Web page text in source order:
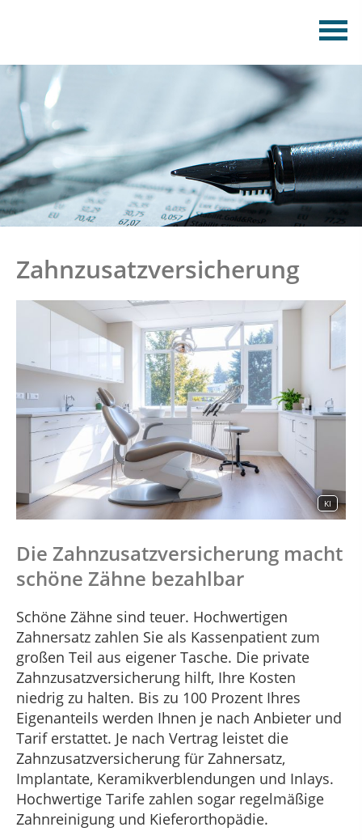
Zahnzusatzversicherung
KI
Die Zahnzusatzversicherung macht
schöne Zähne bezahlbar
Schöne Zähne sind teuer. Hochwertigen
Zahnersatz zahlen Sie als Kassenpatient zum
großen Teil aus eigener Tasche. Die private
Zahnzusatzversicherung hilft, Ihre Kosten
niedrig zu halten. Bis zu 100 Prozent Ihres
Eigenanteils werden Ihnen je nach Anbieter und
Tarif erstattet. Je nach Vertrag leistet die
Zahnzusatzversicherung für Zahnersatz,
Implantate, Keramikverblendungen und Inlays.
Hochwertige Tarife zahlen sogar regelmäßige
Zahnreinigung und Kieferorthopädie.